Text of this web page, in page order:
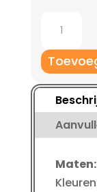
Prestige
aantal
Maten: